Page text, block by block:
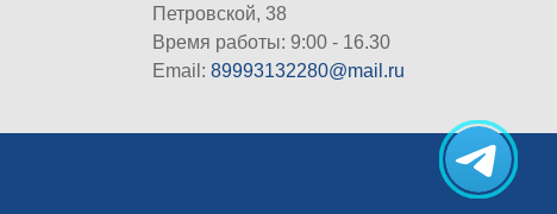
Петровской, 38
Время работы: 9:00 - 16.30
Email:89993132280@mail.ru